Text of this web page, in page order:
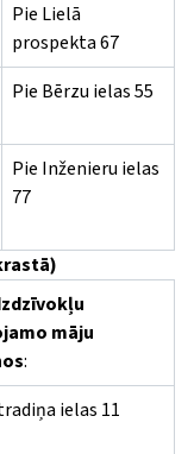
Pie Lielā
prospekta 67
Pie Bērzu ielas 55
Pie Inženieru ielas
77
māju
:
ielas 11